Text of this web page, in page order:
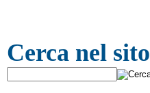
Cerca nel sito